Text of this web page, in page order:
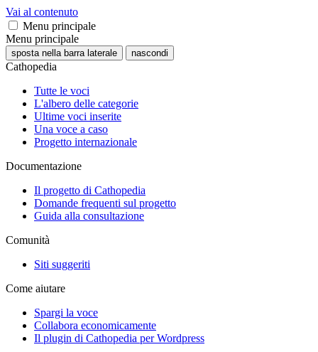
Vai al contenuto
Menu principale
Menu principale
sposta nella barra laterale nascondi
Cathopedia
Tutte le voci
L'albero delle categorie
Ultime voci inserite
Una voce a caso
Progetto internazionale
Documentazione
Il progetto di Cathopedia
Domande frequenti sul progetto
Guida alla consultazione
Comunità
Siti suggeriti
Come aiutare
Spargi la voce
Collabora economicamente
Il plugin di Cathopedia per Wordpress